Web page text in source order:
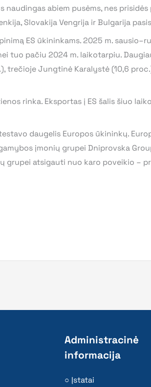
abiem pusėms, nes
Slovakija Vengrija ir Bulgarija
ES ūkininkams. 2025 m.
tuo pačiu 2024 m. laikotarpiu.
trečioje Jungtinė Karalystė (10,6
rinka. Eksportas į ES šalis šiuo
daugelis Europos ūkininkų.
įmonių grupei Dniprovska
grupei atsigauti nuo karo poveikio –
Administracinė
informacija
Įstatai